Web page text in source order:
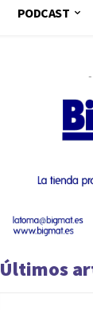
PODCAST
-
Últimos